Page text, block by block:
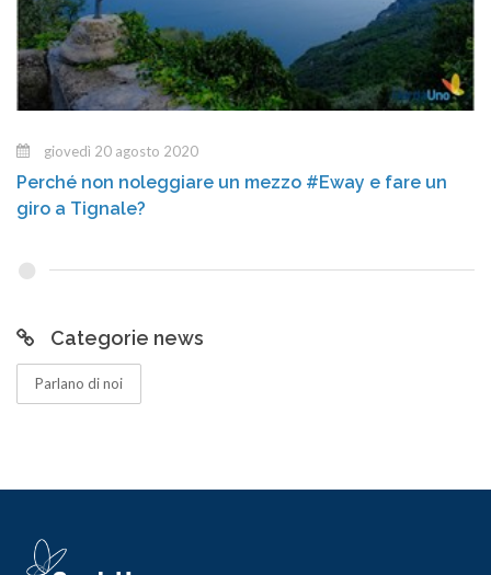
giovedì 20 agosto 2020
Perché non noleggiare un mezzo #Eway e fare un
giro a Tignale?
Categorie news
Parlano di noi